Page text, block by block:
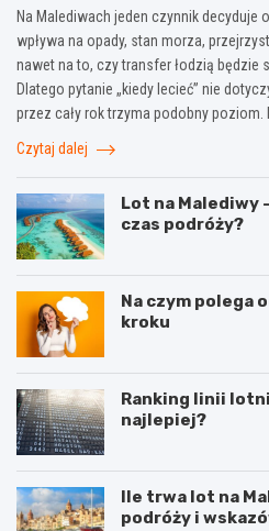
Na Malediwach jeden czynnik decyduje
wpływa na opady, stan morza,
nawet na to, czy transfer łodzią będzie
Dlatego pytanie „kiedy lecieć” nie
przez cały rok trzyma podobny poziom.
Czytaj dalej
Lot na Malediwy
czas podróży?
Na czym polega
kroku
Ranking linii
najlepiej?
Ile trwa lot na
podróży i